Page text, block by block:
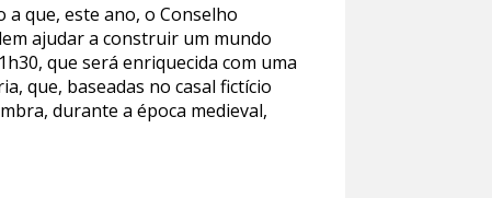
que, este ano, o Conselho
ajudar a construir um mundo
que será enriquecida com uma
que, baseadas no casal fictício
durante a época medieval,